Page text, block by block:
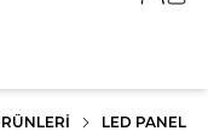
LED PANEL